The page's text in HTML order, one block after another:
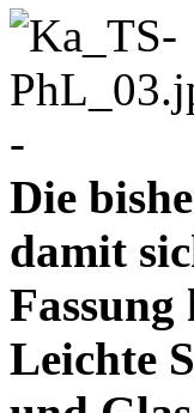
-
Die
damit
Fassung
Leichte